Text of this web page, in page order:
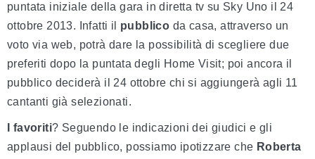
puntata iniziale della gara in diretta tv su Sky Uno il 24
ottobre 2013. Infatti il pubblico da casa, attraverso un
voto via web, potrà dare la possibilità di scegliere due
preferiti dopo la puntata degli Home Visit; poi ancora il
pubblico deciderà il 24 ottobre chi si aggiungerà agli 11
cantanti già selezionati.
I favoriti? Seguendo le indicazioni dei giudici e gli
applausi del pubblico, possiamo ipotizzare che Roberta